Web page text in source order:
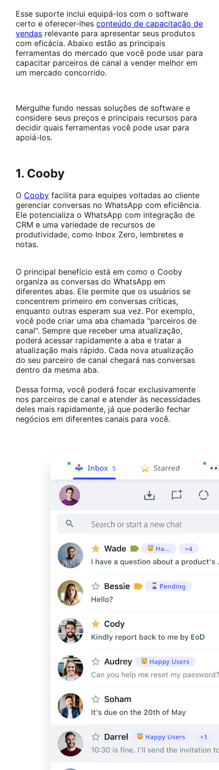
Esse suporte inclui equipá-los com o software
certo e oferecer-lhes conteúdo de capacitação de
vendas relevante para apresentar seus produtos
com eficácia. Abaixo estão as principais
ferramentas do mercado que você pode usar para
capacitar parceiros de canal a vender melhor em
um mercado concorrido.
Mergulhe fundo nessas soluções de software e
considere seus preços e principais recursos para
decidir quais ferramentas você pode usar para
apoiá-los.
1. Cooby
O Cooby facilita para equipes voltadas ao cliente
gerenciar conversas no WhatsApp com eficiência.
Ele potencializa o WhatsApp com integração de
CRM e uma variedade de recursos de
produtividade, como Inbox Zero, lembretes e
notas.
O principal benefício está em como o Cooby
organiza as conversas do WhatsApp em
diferentes abas. Ele permite que os usuários se
concentrem primeiro em conversas críticas,
enquanto outras esperam sua vez. Por exemplo,
você pode criar uma aba chamada "parceiros de
canal". Sempre que receber uma atualização,
poderá acessar rapidamente a aba e tratar a
atualização mais rápido. Cada nova atualização
do seu parceiro de canal chegará nas conversas
dentro da mesma aba.
Dessa forma, você poderá focar exclusivamente
nos parceiros de canal e atender às necessidades
deles mais rapidamente, já que poderão fechar
negócios em diferentes canais para você.